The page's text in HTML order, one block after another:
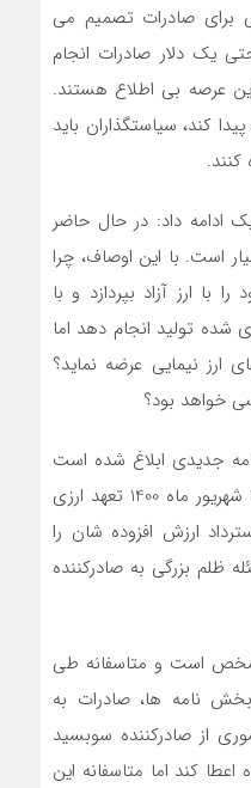
برای صادرات تصمیم می
یک دلار صادرات انجام
عرصه بی اطلاع هستند.
کند، سیاستگذاران باید
ادامه داد: در حال حاضر
است. با این اوصاف، چرا
با ارز آزاد بپردازد و با
شده تولید انجام دهد اما
ارز نیمایی عرضه نماید؟
خواهد بود؟
جدیدی ابلاغ شده است
که براساس آن، کسانی که تا 30 شهریور ماه 1400 تعهد ارزی
ارزش افزوده شان را
ظلم بزرگی به صادرکننده
است و متاسفانه طی
نامه ها، صادرات به
از صادرکننده سوبسید
اعطا کند اما متاسفانه این